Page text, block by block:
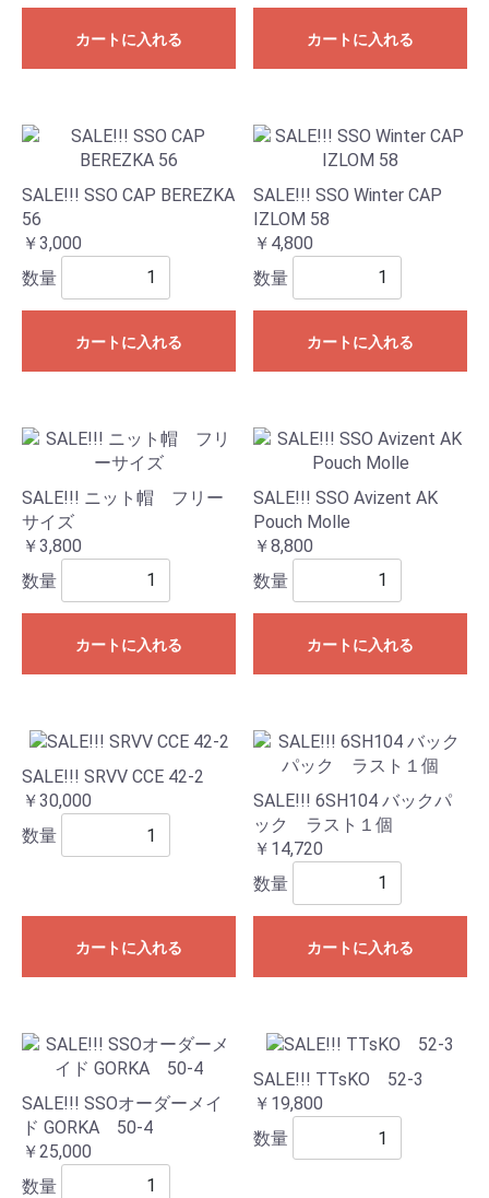
カートに入れる カートに入れる
SALE!!! SSO CAP BEREZKA
56
￥3,000
数量
カートに入れる
SALE!!! SSO Winter CAP
IZLOM 58
￥4,800
数量
カートに入れる
SALE!!! ニット帽 フリー
サイズ
￥3,800
数量
カートに入れる
SALE!!! SSO Avizent AK
Pouch Molle
￥8,800
数量
カートに入れる
SALE!!! SRVV CCE 42-2
￥30,000
数量
カートに入れる
SALE!!! 6SH104 バックパ
ック ラスト１個
￥14,720
数量
カートに入れる
SALE!!! SSOオーダーメイ
ド GORKA 50-4
￥25,000
数量
SALE!!! TTsKO 52-3
￥19,800
数量